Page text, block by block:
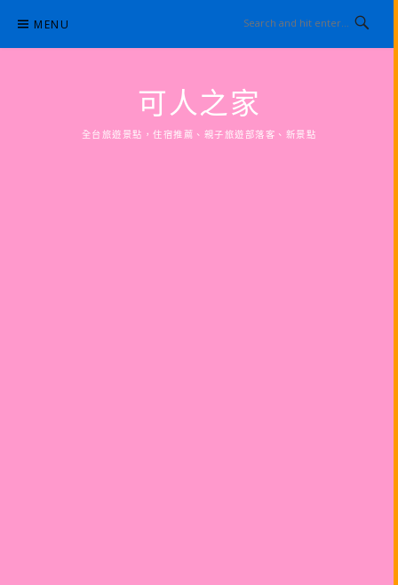
content
MENU
可人之家
全台旅遊景點，住宿推薦、親子旅遊部落客、新景點